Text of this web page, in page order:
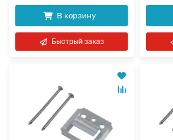
В корзину
Быстрый заказ